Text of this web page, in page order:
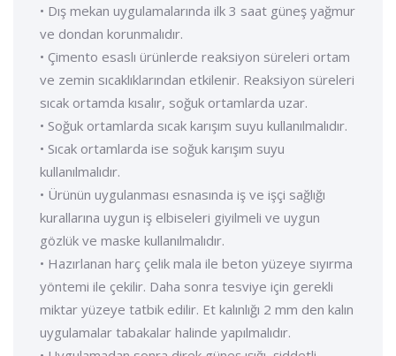
• Dış mekan uygulamalarında ilk 3 saat güneş yağmur
ve dondan korunmalıdır.
• Çimento esaslı ürünlerde reaksiyon süreleri ortam
ve zemin sıcaklıklarından etkilenir. Reaksiyon süreleri
sıcak ortamda kısalır, soğuk ortamlarda uzar.
• Soğuk ortamlarda sıcak karışım suyu kullanılmalıdır.
• Sıcak ortamlarda ise soğuk karışım suyu
kullanılmalıdır.
• Ürünün uygulanması esnasında iş ve işçi sağlığı
kurallarına uygun iş elbiseleri giyilmeli ve uygun
gözlük ve maske kullanılmalıdır.
• Hazırlanan harç çelik mala ile beton yüzeye sıyırma
yöntemi ile çekilir. Daha sonra tesviye için gerekli
miktar yüzeye tatbik edilir. Et kalınlığı 2 mm den kalın
uygulamalar tabakalar halinde yapılmalıdır.